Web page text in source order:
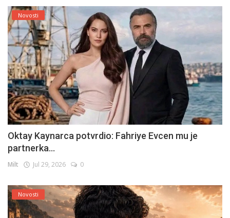
Novosti
Oktay Kaynarca potvrdio: Fahriye Evcen mu je
partnerka...
Milt Jul 29, 2026 0
Novosti